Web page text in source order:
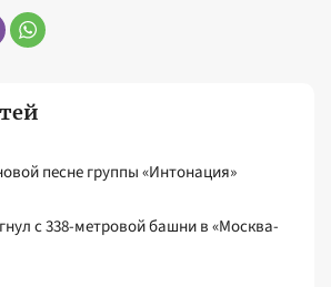
песне группы «Интонация»
с 338-метровой башни в «Москва-